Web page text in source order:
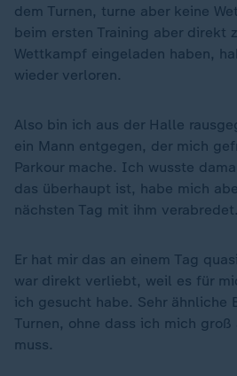
dem Turnen, turne aber keine
beim ersten Training aber direkt
Wettkampf eingeladen haben,
wieder verloren.
Also bin ich aus der Halle
ein Mann entgegen, der mich
Parkour mache. Ich wusste
das überhaupt ist, habe mich
nächsten Tag mit ihm verabredet.
Er hat mir das an einem Tag
war direkt verliebt, weil es für
ich gesucht habe. Sehr ähnliche
Turnen, ohne dass ich mich
muss.